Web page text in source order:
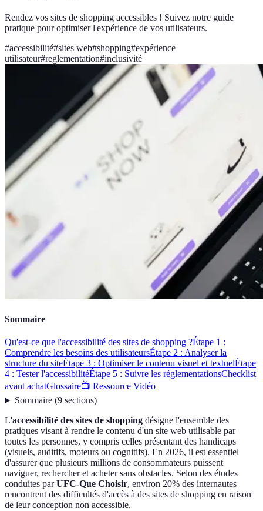
Rendez vos sites de shopping accessibles ! Suivez notre guide
pratique pour optimiser l'expérience de vos utilisateurs.
#accessibilité#sites web#shopping#expérience
utilisateur#reglementation#inclusivité
Sommaire
Qu'est-ce que l'accessibilité des sites de shopping ?Étape 1 :
Comprendre les besoins des utilisateursÉtape 2 : Analyser la
structure du siteÉtape 3 : Optimiser le contenu visuel et textuelÉtape
4 : Tester l'accessibilitéÉtape 5 : Suivre les réglementationsChecklist
avant achatGlossaire📺 Ressource Vidéo
Sommaire(9 sections)
L'accessibilité des sites de shopping désigne l'ensemble des
pratiques visant à rendre le contenu d'un site web utilisable par
toutes les personnes, y compris celles présentant des handicaps
(visuels, auditifs, moteurs ou cognitifs). En 2026, il est essentiel
d'assurer que plusieurs millions de consommateurs puissent
naviguer, rechercher et acheter sans obstacles. Selon des études
conduites parUFC-Que Choisir, environ 20% des internautes
rencontrent des difficultés d'accès à des sites de shopping en raison
de leur conception non accessible.